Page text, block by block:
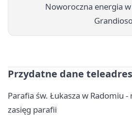
Noworoczna energia
Przydatne dane
Parafia św. Łukasza w Radomiu -
zasięg parafii